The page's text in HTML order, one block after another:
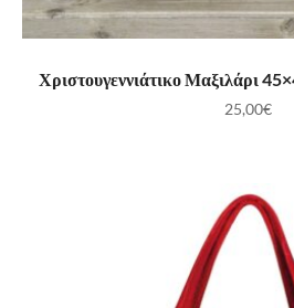
ΠΡΟΣΘΉΚΗ ΣΤΟ
Χριστουγεννιάτικο Μαξιλάρι
25,00€